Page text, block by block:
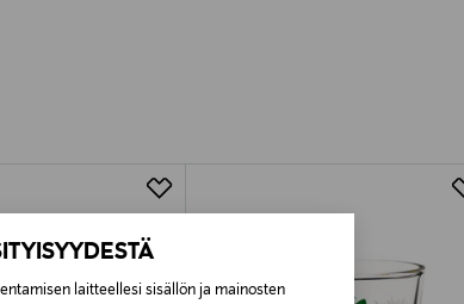
laitteellesi sisällön ja mainosten
Alk. 6,90 €, kun toimitus on saatavilla valittuun osoitteeseen.